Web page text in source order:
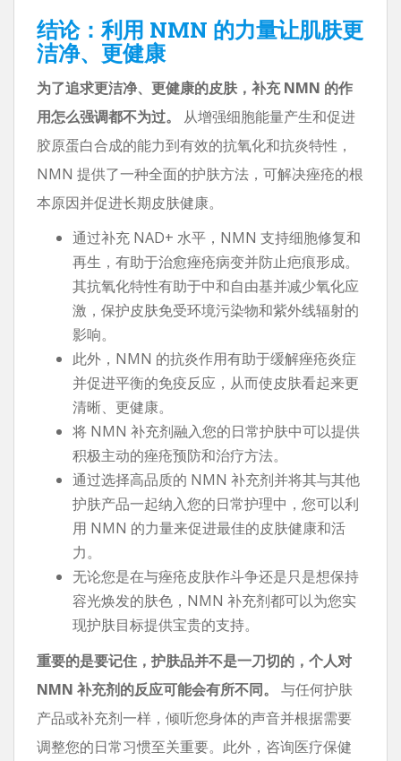
结论：利用 NMN 的力量让肌肤更
洁净、更健康
为了追求更洁净、更健康的皮肤，补充 NMN 的作
用怎么强调都不为过。
从增强细胞能量产生和促进
胶原蛋白合成的能力到有效的抗氧化和抗炎特性，
NMN 提供了一种全面的护肤方法，可解决痤疮的根
本原因并促进长期皮肤健康。
通过补充 NAD+ 水平，NMN 支持细胞修复和
再生，有助于治愈痤疮病变并防止疤痕形成。
其抗氧化特性有助于中和自由基并减少氧化应
激，保护皮肤免受环境污染物和紫外线辐射的
影响。
此外，NMN 的抗炎作用有助于缓解痤疮炎症
并促进平衡的免疫反应，从而使皮肤看起来更
清晰、更健康。
将 NMN 补充剂融入您的日常护肤中可以提供
积极主动的痤疮预防和治疗方法。
通过选择高品质的 NMN 补充剂并将其与其他
护肤产品一起纳入您的日常护理中，您可以利
用 NMN 的力量来促进最佳的皮肤健康和活
力。
无论您是在与痤疮皮肤作斗争还是只是想保持
容光焕发的肤色，NMN 补充剂都可以为您实
现护肤目标提供宝贵的支持。
重要的是要记住，护肤品并不是一刀切的，个人对
NMN 补充剂的反应可能会有所不同。
与任何护肤
产品或补充剂一样，倾听您身体的声音并根据需要
调整您的日常习惯至关重要。此外，咨询医疗保健